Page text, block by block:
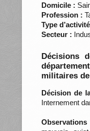
Domicile :
Profession :
Type
Secteur :
Décisions
militaires
Décision de
Internement